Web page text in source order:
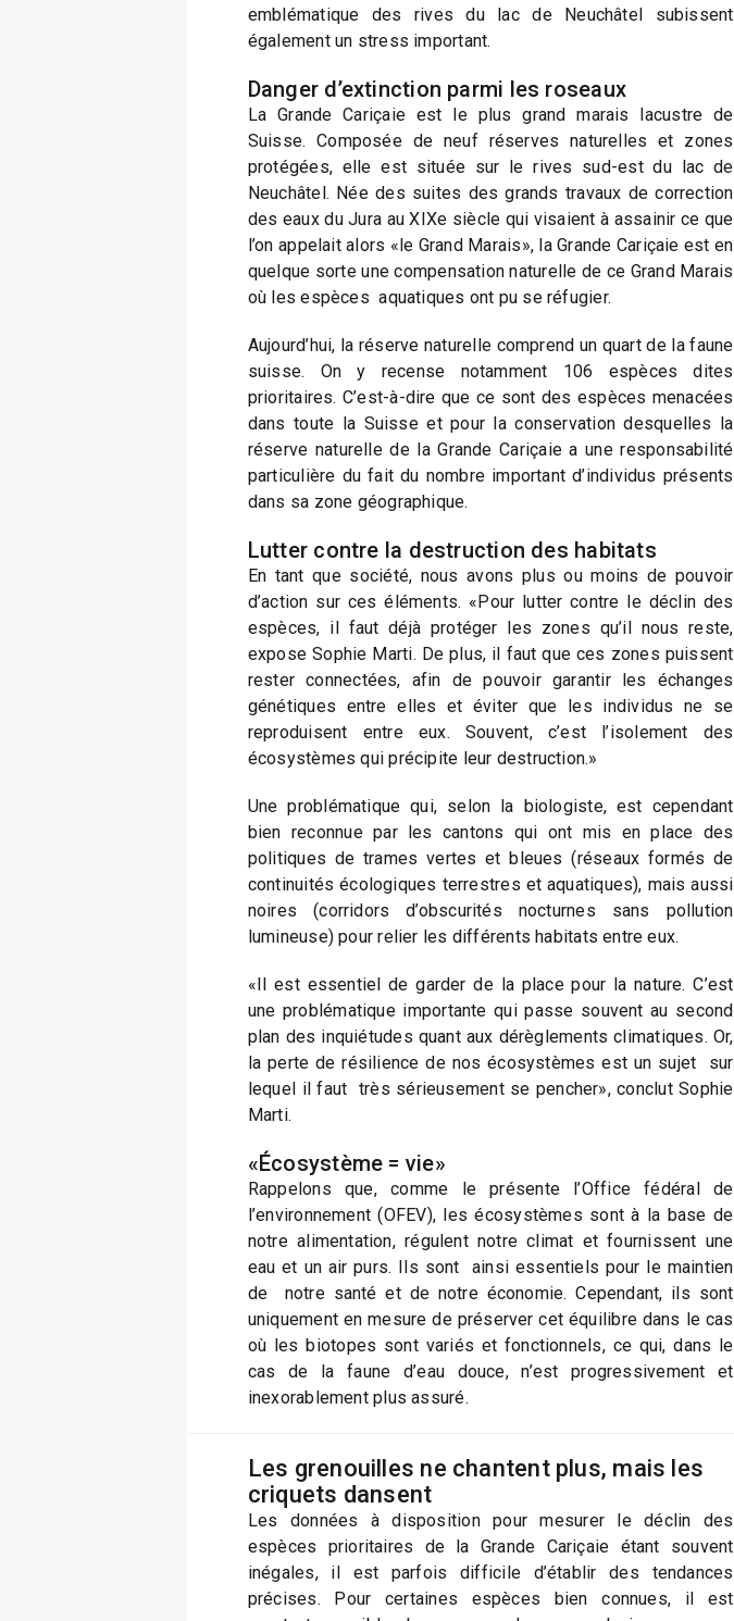
emblématique des rives du lac de Neuchâtel subissent
également un stress important.
Danger d’extinction parmi les roseaux
La Grande Cariçaie est le plus grand marais lacustre de
Suisse. Composée de neuf réserves naturelles et zones
protégées, elle est située sur le rives sud-est du lac de
Neuchâtel. Née des suites des grands travaux de correction
des eaux du Jura au XIXe siècle qui visaient à assainir ce que
l’on appelait alors «le Grand Marais», la Grande Cariçaie est en
quelque sorte une compensation naturelle de ce Grand Marais
où les espèces aquatiques ont pu se réfugier.
Aujourd’hui, la réserve naturelle comprend un quart de la faune
suisse. On y recense notamment 106 espèces dites
prioritaires. C’est-à-dire que ce sont des espèces menacées
dans toute la Suisse et pour la conservation desquelles la
réserve naturelle de la Grande Cariçaie a une responsabilité
particulière du fait du nombre important d’individus présents
dans sa zone géographique.
Lutter contre la destruction des habitats
En tant que société, nous avons plus ou moins de pouvoir
d’action sur ces éléments. «Pour lutter contre le déclin des
espèces, il faut déjà protéger les zones qu’il nous reste,
expose Sophie Marti. De plus, il faut que ces zones puissent
rester connectées, afin de pouvoir garantir les échanges
génétiques entre elles et éviter que les individus ne se
reproduisent entre eux. Souvent, c’est l’isolement des
écosystèmes qui précipite leur destruction.»
Une problématique qui, selon la biologiste, est cependant
bien reconnue par les cantons qui ont mis en place des
politiques de trames vertes et bleues (réseaux formés de
continuités écologiques terrestres et aquatiques), mais aussi
noires (corridors d’obscurités nocturnes sans pollution
lumineuse) pour relier les différents habitats entre eux.
«Il est essentiel de garder de la place pour la nature. C’est
une problématique importante qui passe souvent au second
plan des inquiétudes quant aux dérèglements climatiques. Or,
la perte de résilience de nos écosystèmes est un sujet sur
lequel il faut très sérieusement se pencher», conclut Sophie
Marti.
«Écosystème = vie»
Rappelons que, comme le présente l’Office fédéral de
l’environnement (OFEV), les écosystèmes sont à la base de
notre alimentation, régulent notre climat et fournissent une
eau et un air purs. Ils sont ainsi essentiels pour le maintien
de notre santé et de notre économie. Cependant, ils sont
uniquement en mesure de préserver cet équilibre dans le cas
où les biotopes sont variés et fonctionnels, ce qui, dans le
cas de la faune d’eau douce, n’est progressivement et
inexorablement plus assuré.
Les grenouilles ne chantent plus, mais les
criquets dansent
Les données à disposition pour mesurer le déclin des
espèces prioritaires de la Grande Cariçaie étant souvent
inégales, il est parfois difficile d’établir des tendances
précises. Pour certaines espèces bien connues, il est